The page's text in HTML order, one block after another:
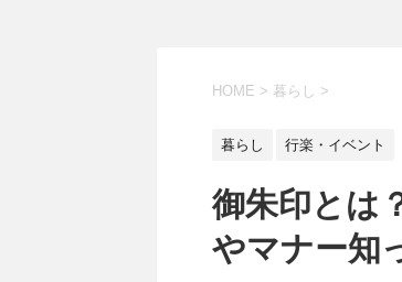
HOME > 暮らし >
暮らし 行楽・イベント
御朱印とは
やマナー知